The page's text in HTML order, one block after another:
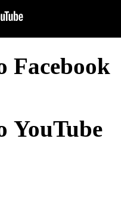
Facebook
YouTube